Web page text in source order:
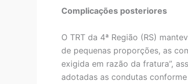
Complicações posteriores
O TRT da 4ª Região (RS)
de pequenas proporções, as
exigida em razão da fratura”,
adotadas as condutas